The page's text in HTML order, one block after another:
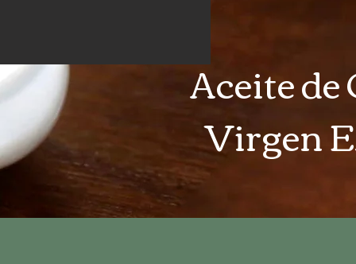
Aceite
Virgen